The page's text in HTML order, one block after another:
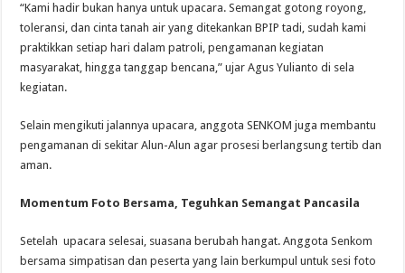
“Kami hadir bukan hanya untuk upacara. Semangat gotong royong,
toleransi, dan cinta tanah air yang ditekankan BPIP tadi, sudah kami
praktikkan setiap hari dalam patroli, pengamanan kegiatan
masyarakat, hingga tanggap bencana,” ujar Agus Yulianto di sela
kegiatan.
Selain mengikuti jalannya upacara, anggota SENKOM juga membantu
pengamanan di sekitar Alun-Alun agar prosesi berlangsung tertib dan
aman.
Momentum Foto Bersama, Teguhkan Semangat Pancasila
Setelah upacara selesai, suasana berubah hangat. Anggota Senkom
bersama simpatisan dan peserta yang lain berkumpul untuk sesi foto